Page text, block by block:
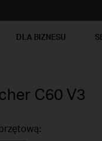
DLA BIZNESU
C60 V3